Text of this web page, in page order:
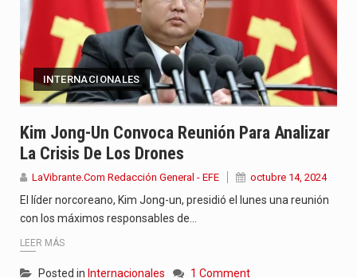
Con una salva de 21 cañonazos se cumplieron los honores…
El presidente electo Abelardo de la Espriella aseguró que durante…
Las autoridades sanitarias de Francia y España mantienen bajo vigilancia…
INTERNACIONALES
Kim Jong-Un Convoca Reunión Para Analizar
La Crisis De Los Drones
LaVibrante.Com Redacción General - EFE octubre 14, 2024
El líder norcoreano, Kim Jong-un, presidió el lunes una reunión
con los máximos responsables de…
LEER MÁS
Posted in Internacionales 1 Comment